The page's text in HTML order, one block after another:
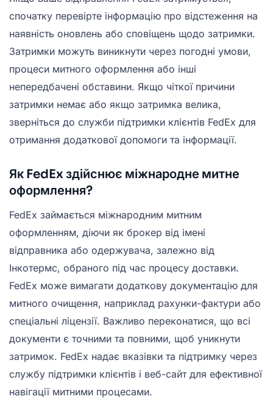
спочатку перевірте інформацію про відстеження на
наявність оновлень або сповіщень щодо затримки.
Затримки можуть виникнути через погодні умови,
процеси митного оформлення або інші
непередбачені обставини. Якщо чіткої причини
затримки немає або якщо затримка велика,
зверніться до служби підтримки клієнтів FedEx для
отримання додаткової допомоги та інформації.
Як FedEx здійснює міжнародне митне
оформлення?
FedEx займається міжнародним митним
оформленням, діючи як брокер від імені
відправника або одержувача, залежно від
Інкотермс, обраного під час процесу доставки.
FedEx може вимагати додаткову документацію для
митного очищення, наприклад рахунки-фактури або
спеціальні ліцензії. Важливо переконатися, що всі
документи є точними та повними, щоб уникнути
затримок. FedEx надає вказівки та підтримку через
службу підтримки клієнтів і веб-сайт для ефективної
навігації митними процесами.